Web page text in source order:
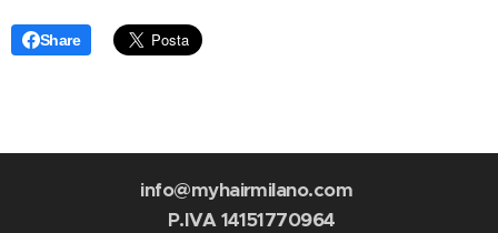
Share
info@myhairmilano.com
P.IVA 14151770964